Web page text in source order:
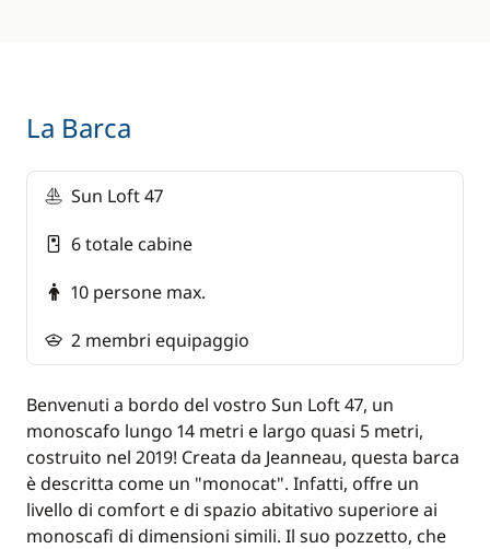
toilette privata): 190 € /cabina in crociera
condivisa e con privatizzazione
Penalità per qualsiasi ritardo nell'invio dei
10 giorni prima della partenza: € 150/ cabina (da
momento della prenotazione: 50 €/persona)
comprensivo di:
-Visita al Parco di Mljet
-Degustazione di vini in una cantina tradizionale
a Korčula
La Barca
Sun Loft 47
6 totale cabine
10 persone max.
2 membri equipaggio
Benvenuti a bordo del vostro Sun Loft 47, un
monoscafo lungo 14 metri e largo quasi 5 metri,
costruito nel 2019! Creata da Jeanneau, questa barca
è descritta come un "monocat". Infatti, offre un
livello di comfort e di spazio abitativo superiore ai
monoscafi di dimensioni simili. Il suo pozzetto, che